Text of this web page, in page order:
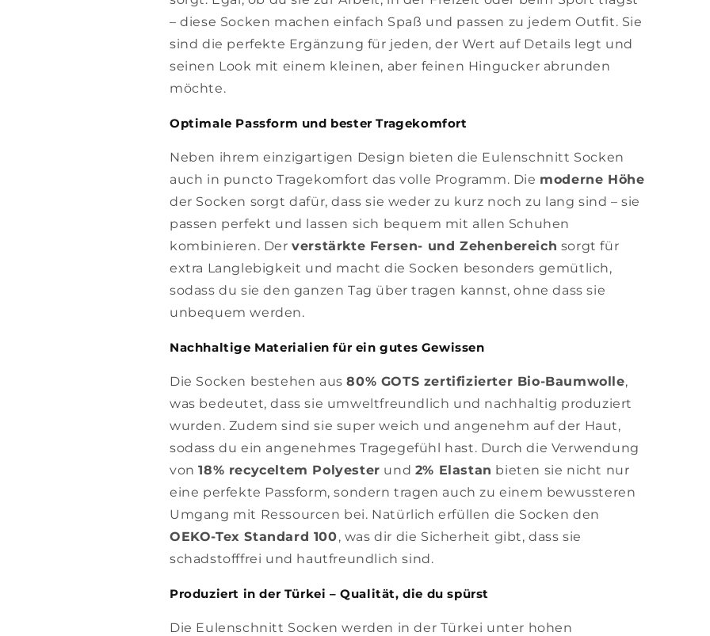
– diese Socken machen einfach Spaß und passen zu jedem Outfit. Sie
sind die perfekte Ergänzung für jeden, der Wert auf Details legt und
seinen Look mit einem kleinen, aber feinen Hingucker abrunden
möchte.
Optimale Passform und bester Tragekomfort
Neben ihrem einzigartigen Design bieten die Eulenschnitt Socken
auch in puncto Tragekomfort das volle Programm. Die moderne Höhe
der Socken sorgt dafür, dass sie weder zu kurz noch zu lang sind – sie
passen perfekt und lassen sich bequem mit allen Schuhen
kombinieren. Derverstärkte Fersen- und Zehenbereich sorgt für
extra Langlebigkeit und macht die Socken besonders gemütlich,
sodass du sie den ganzen Tag über tragen kannst, ohne dass sie
unbequem werden.
Nachhaltige Materialien für ein gutes Gewissen
Die Socken bestehen aus80% GOTS zertifizierter Bio-Baumwolle,
was bedeutet, dass sie umweltfreundlich und nachhaltig produziert
wurden. Zudem sind sie super weich und angenehm auf der Haut,
sodass du ein angenehmes Tragegefühl hast. Durch die Verwendung
von18% recyceltem Polyester und 2% Elastan bieten sie nicht nur
eine perfekte Passform, sondern tragen auch zu einem bewussteren
Umgang mit Ressourcen bei. Natürlich erfüllen die Socken den
OEKO-Tex Standard 100, was dir die Sicherheit gibt, dass sie
schadstofffrei und hautfreundlich sind.
Produziert in der Türkei – Qualität, die du spürst
Die Eulenschnitt Socken werden in der Türkei unter hohen